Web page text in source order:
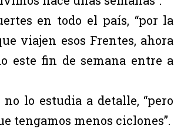
en todo el país, “por la
viajen esos Frentes, ahora
este fin de semana entre a
lo estudia a detalle, “pero
tengamos menos ciclones”.